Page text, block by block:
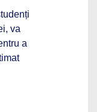
va
a